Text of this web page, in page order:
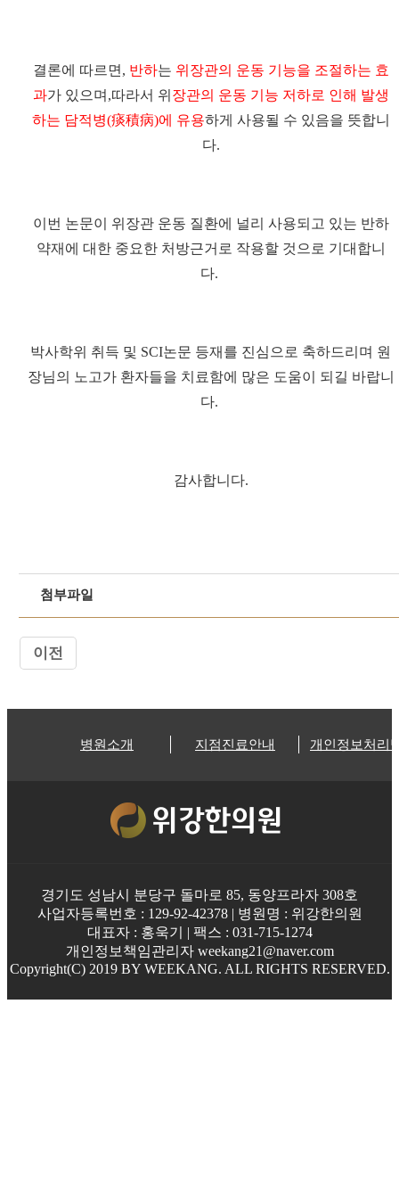
결론에 따르면, 반하는 위장관의 운동 기능을 조절하는 효
과가 있으며,따라서 위 장관의 운동 기능 저하로 인해 발생
하는 담적병(痰積病)에 유용하게 사용될 수 있음을 뜻합니
다.
이번 논문이 위장관 운동 질환에 널리 사용되고 있는 반하
약재에 대한 중요한 처방근거로 작용할 것으로 기대합니
다.
박사학위 취득 및 SCI논문 등재를 진심으로 축하드리며 원
장님의 노고가 환자들을 치료함에 많은 도움이 되길 바랍니
다.
감사합니다.
첨부파일
이전
병원소개 지점진료안내 개인정보처리
경기도 성남시 분당구 돌마로 85, 동양프라자 308호
사업자등록번호 : 129-92-42378 | 병원명 : 위강한의원
대표자 : 홍욱기 | 팩스 : 031-715-1274
개인정보책임관리자 weekang21@naver.com
Copyright(C) 2019 BY WEEKANG. ALL RIGHTS RESERVED.